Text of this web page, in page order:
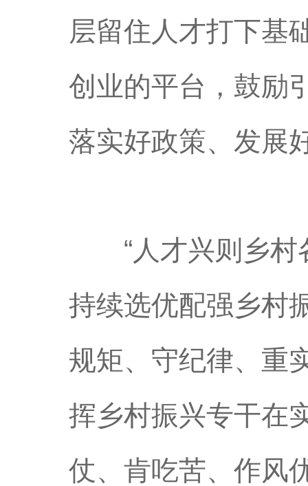
层留住人才打下基
创业的平台，鼓励
落实好政策、发展
“人才兴则乡村
持续选优配强乡村
规矩、守纪律、重
挥乡村振兴专干在
仗、肯吃苦、作风